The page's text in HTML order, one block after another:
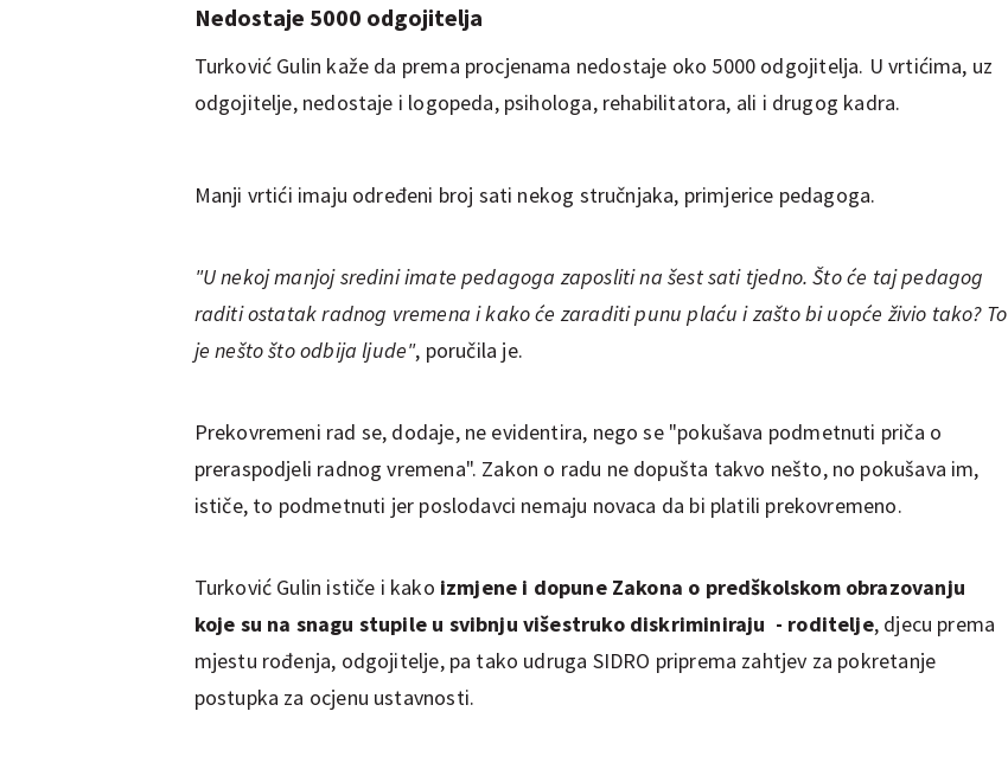
Nedostaje 5000 odgojitelja
Turković Gulin kaže da prema procjenama nedostaje oko 5000 odgojitelja. U vrtićima, uz
odgojitelje, nedostaje i logopeda, psihologa, rehabilitatora, ali i drugog kadra.
Manji vrtići imaju određeni broj sati nekog stručnjaka, primjerice pedagoga.
"U nekoj manjoj sredini imate pedagoga zaposliti na šest sati tjedno. Što će taj pedagog
raditi ostatak radnog vremena i kako će zaraditi punu plaću i zašto bi uopće živio tako? To
je nešto što odbija ljude", poručila je.
Prekovremeni rad se, dodaje, ne evidentira, nego se "pokušava podmetnuti priča o
preraspodjeli radnog vremena". Zakon o radu ne dopušta takvo nešto, no pokušava im,
ističe, to podmetnuti jer poslodavci nemaju novaca da bi platili prekovremeno.
Turković Gulin ističe i kako izmjene i dopune Zakona o predškolskom obrazovanju
koje su na snagu stupile u svibnju višestruko diskriminiraju - roditelje, djecu prema
mjestu rođenja, odgojitelje, pa tako udruga SIDRO priprema zahtjev za pokretanje
postupka za ocjenu ustavnosti.